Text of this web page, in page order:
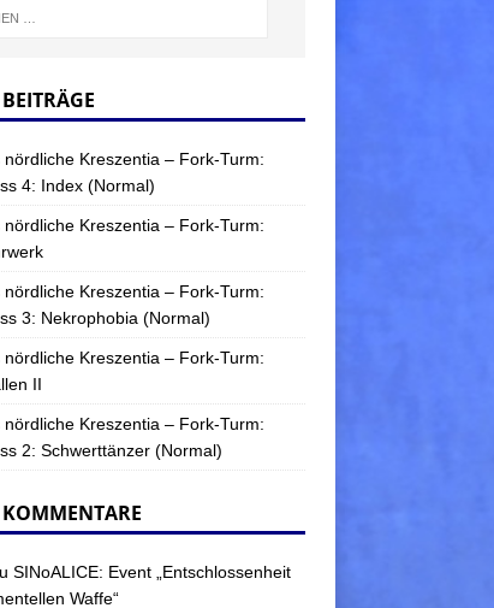
nördliche Kreszentia – Fork-Turm:
4: Index (Normal)
nördliche Kreszentia – Fork-Turm:
nördliche Kreszentia – Fork-Turm:
3: Nekrophobia (Normal)
nördliche Kreszentia – Fork-Turm:
II
nördliche Kreszentia – Fork-Turm:
2: Schwerttänzer (Normal)
KOMMENTARE
SINoALICE: Event „Entschlossenheit
Waffe“